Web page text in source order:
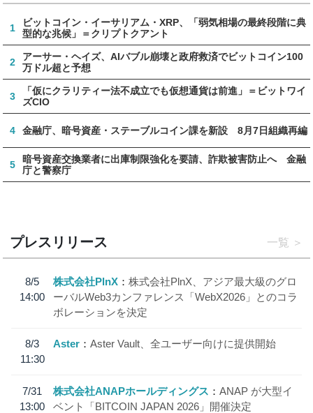
1
ビットコイン・イーサリアム・XRP、「弱気相場の最終段階に典
型的な兆候」＝クリプトクアント
2
アーサー・ヘイズ、AIバブル崩壊と政府救済でビットコイン100
万ドル超と予想
3
「仮にクラリティー法不成立でも仮想通貨は前進」＝ビットワイ
ズCIO
4 金融庁、暗号資産・ステーブルコイン課を新設 8月7日組織再編
5
暗号資産交換業者に出庫制限強化を要請、詐欺被害防止へ 金融
庁と警察庁
プレスリリース 一覧
8/5
14:00
株式会社PlnX
株式会社PlnX、アジア最大級のグロ
ーバルWeb3カンファレンス「WebX2026」とのコラ
ボレーションを決定
8/3
11:30
Aster Aster Vault、全ユーザー向けに提供開始
7/31
13:00
株式会社ANAPホールディングス
ANAP が大型イ
ベント「BITCOIN JAPAN 2026」開催決定